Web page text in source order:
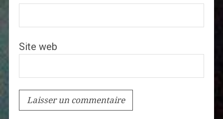
Site web